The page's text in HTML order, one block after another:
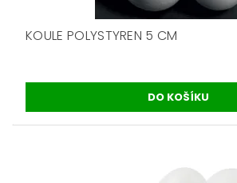
KOULE POLYSTYREN 5 CM